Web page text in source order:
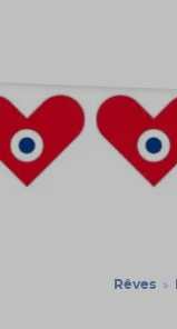
Rêves »